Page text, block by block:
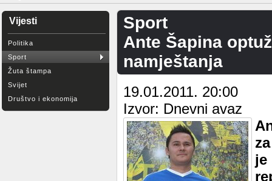
Vijesti
Politika
Sport
Žuta štampa
Svijet
Društvo i ekonomija
Sport
Ante Šapina
namještanja
19.01.2011. 20:00
Izvor: Dnevni avaz